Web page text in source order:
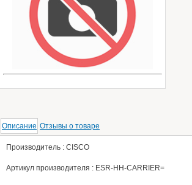
Описание Отзывы о товаре
Производитель : CISCO
Артикул производителя : ESR-HH-CARRIER=